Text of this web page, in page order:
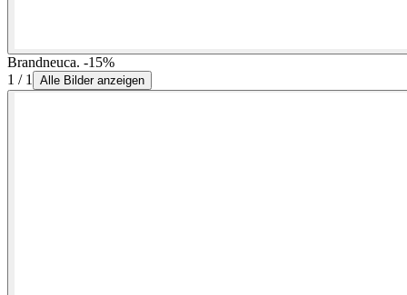
Brandneuca. -15%
1 / 1
Alle Bilder anzeigen